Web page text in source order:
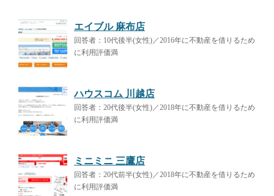
エイブル 麻布店
回答者：10代後半(女性)／2016年に不動産を借りるため
に利用評価満
ハウスコム 川越店
回答者：20代後半(女性)／2018年に不動産を借りるため
に利用評価満
ミニミニ 三鷹店
回答者：20代前半(女性)／2018年に不動産を借りるため
に利用評価満